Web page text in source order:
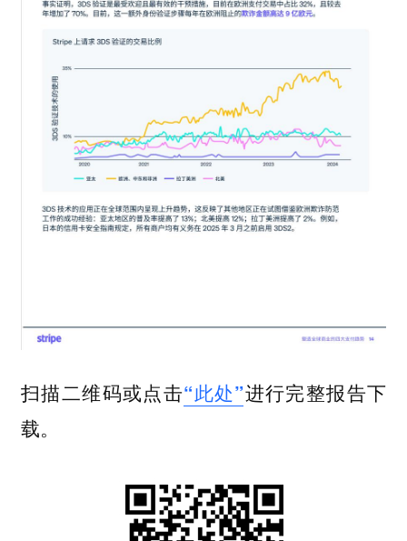
扫描二维码或点击“此处”进行完整报告下
载。